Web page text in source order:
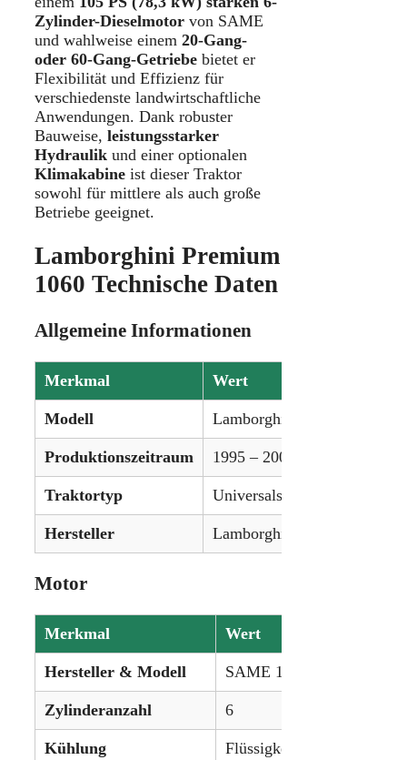
Zylinder-Dieselmotor von SAME
und wahlweise einem 20-Gang-
oder 60-Gang-Getriebe bietet er
Flexibilität und Effizienz für
verschiedenste landwirtschaftliche
Anwendungen. Dank robuster
Bauweise, leistungsstarker
Hydraulik und einer optionalen
Klimakabine ist dieser Traktor
sowohl für mittlere als auch große
Betriebe geeignet.
Lamborghini Premium
1060 Technische Daten
Allgemeine Informationen
Merkmal Wert
Modell Lamborghini Premium 1060
Produktionszeitraum 1995 – 2004
Traktortyp Universalschlepper
Hersteller Lamborghini (SAME-
Motor
Merkmal Wert
Hersteller & Modell SAME 1000.6 WT1 Diesel
Zylinderanzahl 6
Kühlung Flüssigkeitsgekühlt